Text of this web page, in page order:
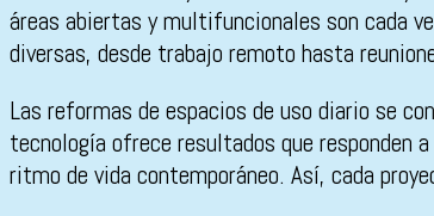
áreas abiertas y multifuncionales son cada
diversas, desde trabajo remoto hasta
Las reformas de espacios de uso diario se
tecnología ofrece resultados que responden
ritmo de vida contemporáneo. Así, cada